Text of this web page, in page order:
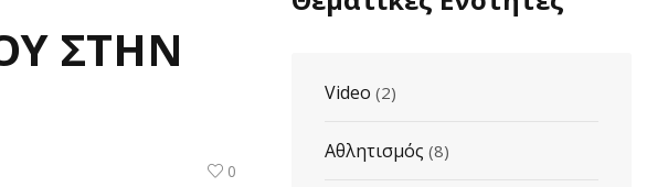
ΣΤΗΝ
0
Video (2)
Αθλητισμός (8)